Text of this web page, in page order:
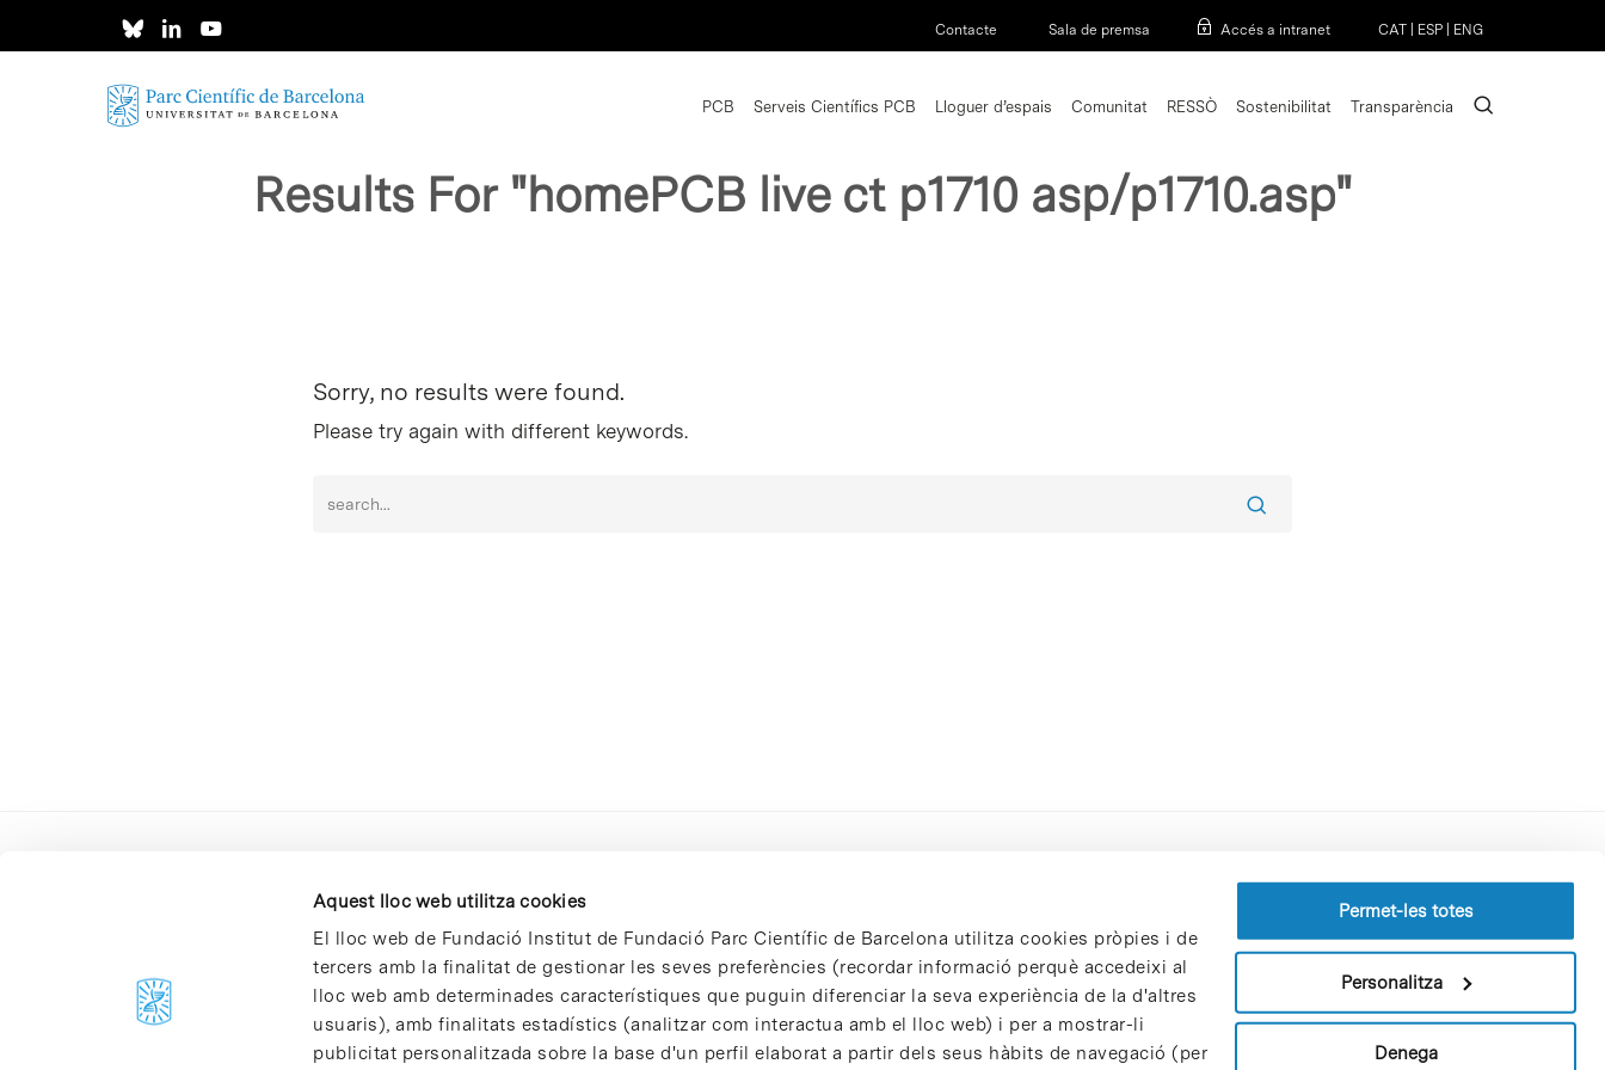
Aquest lloc web utilitza cookies
El lloc web de Fundació Institut de Fundació Parc Científic de Barcelona utilitza cookies pròpies i de
tercers amb la finalitat de gestionar les seves preferències (recordar informació perquè accedeixi al
lloc web amb determinades característiques que puguin diferenciar la seva experiència de la d'altres
usuaris), amb finalitats estadístics (analitzar com interactua amb el lloc web) i per a mostrar-li
publicitat personalitzada sobre la base d'un perfil elaborat a partir dels seus hàbits de navegació (per
Permet-les totes
Personalitza
Denega
Contacte Sala de premsa Accés a intranet CAT ESP ENG
PCB Serveis Científics PCB Lloguer d’espais Comunitat RESSÒ Sostenibilitat Transparència search
Results For "homePCB live ct p1710 asp/p1710.asp"
Sorry, no results were found.
Please try again with different keywords.
C/Baldiri Reixac, 4-12 i 15
Perfil del contractant
Política de privacitat
Política de cookies
Patrons i patrocinadors
Borsa de treball